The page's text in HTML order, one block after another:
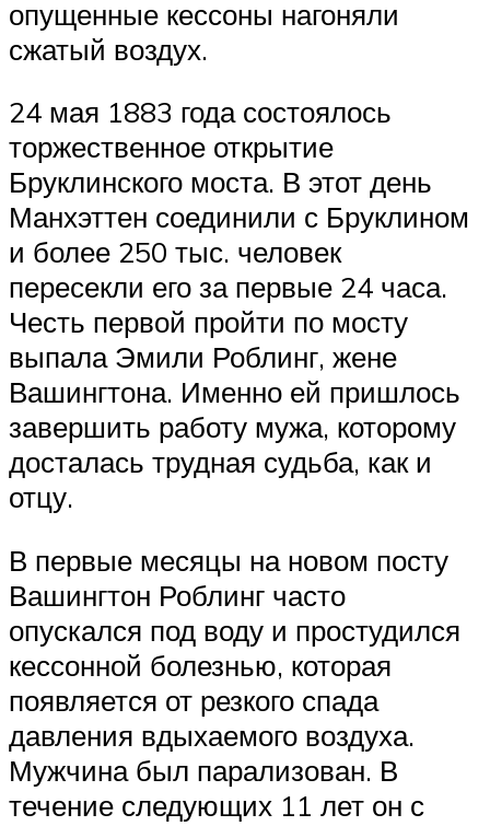
опущенные кессоны нагоняли
сжатый воздух.
24 мая 1883 года состоялось
торжественное открытие
Бруклинского моста. В этот день
Манхэттен соединили с Бруклином
и более 250 тыс. человек
пересекли его за первые 24 часа.
Честь первой пройти по мосту
выпала Эмили Роблинг, жене
Вашингтона. Именно ей пришлось
завершить работу мужа, которому
досталась трудная судьба, как и
отцу.
В первые месяцы на новом посту
Вашингтон Роблинг часто
опускался под воду и простудился
кессонной болезнью, которая
появляется от резкого спада
давления вдыхаемого воздуха.
Мужчина был парализован. В
течение следующих 11 лет он с